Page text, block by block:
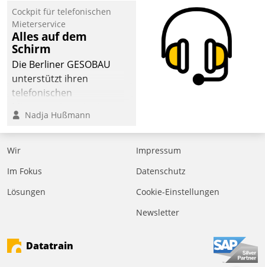
einsehen und ändern
oder
Schadensmeldungen
abgeben – rund um die
Uhr.
Cockpit für telefonischen
Mieterservice
Alles auf dem
Schirm
Die Berliner GESOBAU
unterstützt ihren
telefonischen
digitalen Cockpit, das
situationsbezogen
passende Fragen und
Eine intuitive
Dialogführung ermöglicht
effizienter zu bearbeiten.
Nadja Hußmann
Wir
Im Fokus
Lösungen
Impressum
Datenschutz
Cookie-Einstellungen
Newsletter
Datatrain